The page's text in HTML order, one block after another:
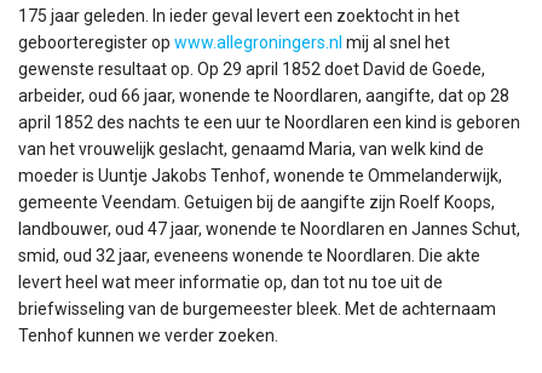
175 jaar geleden. In ieder geval levert een zoektocht in het
geboorteregister op www.allegroningers.nl mij al snel het
gewenste resultaat op. Op 29 april 1852 doet David de Goede,
arbeider, oud 66 jaar, wonende te Noordlaren, aangifte, dat op 28
april 1852 des nachts te een uur te Noordlaren een kind is geboren
van het vrouwelijk geslacht, genaamd Maria, van welk kind de
moeder is Uuntje Jakobs Tenhof, wonende te Ommelanderwijk,
gemeente Veendam. Getuigen bij de aangifte zijn Roelf Koops,
landbouwer, oud 47 jaar, wonende te Noordlaren en Jannes Schut,
smid, oud 32 jaar, eveneens wonende te Noordlaren. Die akte
levert heel wat meer informatie op, dan tot nu toe uit de
briefwisseling van de burgemeester bleek. Met de achternaam
Tenhof kunnen we verder zoeken.